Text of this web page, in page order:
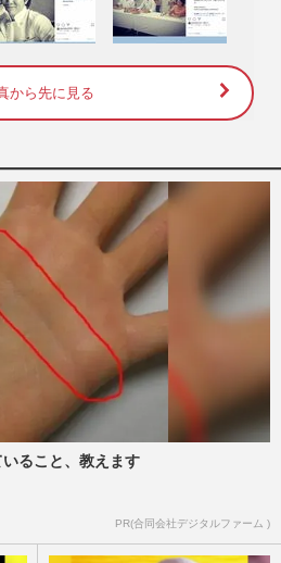
から先に見る
ること、教えます
PR(合同会社デジタルファーム )